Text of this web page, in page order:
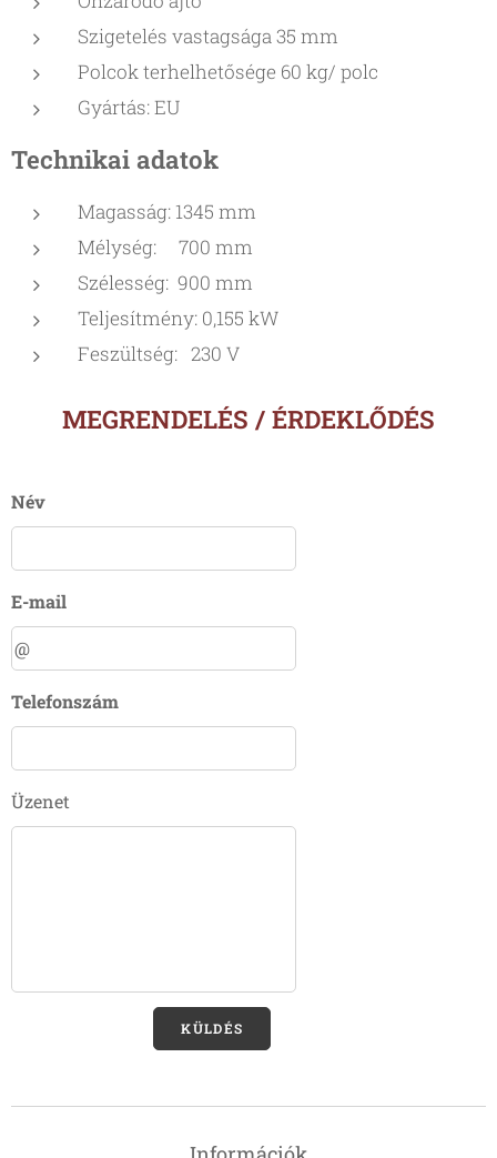
Szigetelés vastagsága 35 mm
Polcok terhelhetősége 60 kg/ polc
Gyártás: EU
Technikai adatok
Magasság: 1345 mm
Mélység: 700 mm
Szélesség: 900 mm
Teljesítmény: 0,155 kW
Feszültség: 230 V
MEGRENDELÉS / ÉRDEKLŐDÉS
Név
E-mail
Telefonszám
Üzenet
KÜLDÉS